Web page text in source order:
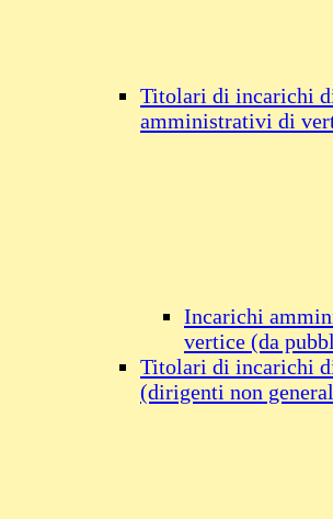
Titolari di incarichi
amministrativi di
Incarichi
vertice (da
Titolari di incarichi
(dirigenti non